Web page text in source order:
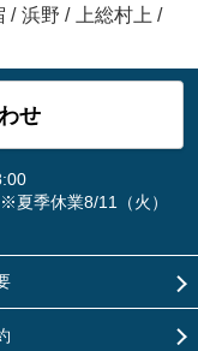
/ 浜野 / 上総村上 /
せ
季休業8/11（火）